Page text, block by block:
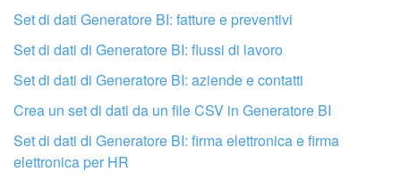
Set di dati Generatore BI: fatture e preventivi
Set di dati di Generatore BI: flussi di lavoro
Set di dati di Generatore BI: aziende e contatti
Crea un set di dati da un file CSV in Generatore BI
Set di dati di Generatore BI: firma elettronica e firma
elettronica per HR